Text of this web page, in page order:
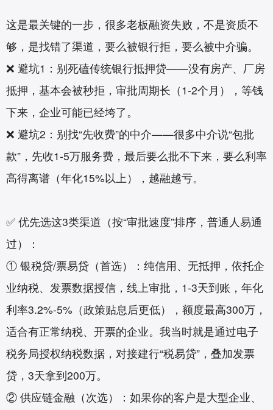
这是最关键的一步，很多老板融资失败，不是资质不
够，是找错了渠道，要么被银行拒，要么被中介骗。
❌ 避坑1：别死磕传统银行抵押贷——没有房产、厂房
抵押，基本会被秒拒，审批周期长（1-2个月），等钱
下来，企业可能已经垮了。
❌ 避坑2：别找“先收费”的中介——很多中介说“包批
款”，先收1-5万服务费，最后要么批不下来，要么利率
高得离谱（年化15%以上），越融越亏。
✅ 优先选这3类渠道（按“审批速度”排序，普通人易通
过）：
① 银税贷/票易贷（首选）：纯信用、无抵押，依托企
业纳税、发票数据授信，线上审批，1-3天到账，年化
利率3.2%-5%（政策贴息后更低），额度最高300万，
适合有正常纳税、开票的企业。我当时就是通过电子
税务局授权纳税数据，对接建行“税易贷”，叠加发票
贷，3天拿到200万。
② 供应链金融（次选）：如果你的客户是大型企业、